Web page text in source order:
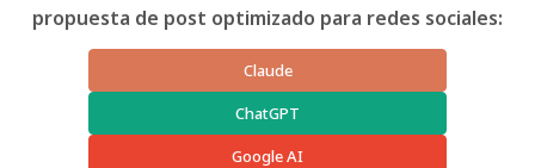
propuesta de post optimizado para redes sociales:
Claude
ChatGPT
Google AI